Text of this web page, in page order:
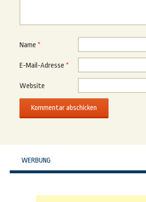
Name *
E-Mail-Adresse *
Website
WERBUNG